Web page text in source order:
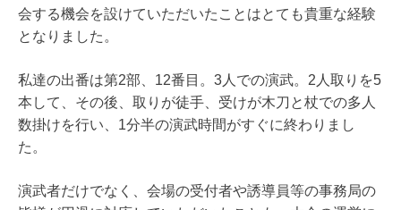
会する機会を設けていただいたことはとても貴重な経験
となりました。
私達の出番は第2部、12番目。3人での演武。2人取りを5
本して、その後、取りが徒手、受けが木刀と杖での多人
数掛けを行い、1分半の演武時間がすぐに終わりまし
た。
演武者だけでなく、会場の受付者や誘導員等の事務局の